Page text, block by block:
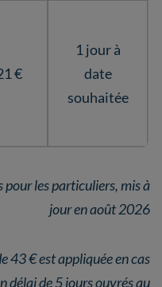
€
1 jour à
date
souhaitée
pour les particuliers, mis à
jour en août 2026
43 € est appliquée en cas
délai de 5 jours ouvrés au